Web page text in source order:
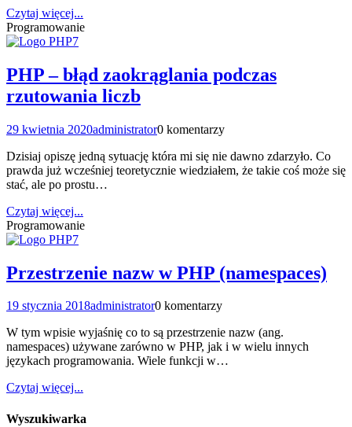
Czytaj więcej...
Programowanie
PHP – błąd zaokrąglania podczas
rzutowania liczb
29 kwietnia 2020administrator0 komentarzy
Dzisiaj opiszę jedną sytuację która mi się nie dawno zdarzyło. Co
prawda już wcześniej teoretycznie wiedziałem, że takie coś może się
stać, ale po prostu…
Czytaj więcej...
Programowanie
Przestrzenie nazw w PHP (namespaces)
19 stycznia 2018administrator0 komentarzy
W tym wpisie wyjaśnię co to są przestrzenie nazw (ang.
namespaces) używane zarówno w PHP, jak i w wielu innych
językach programowania. Wiele funkcji w…
Czytaj więcej...
Wyszukiwarka